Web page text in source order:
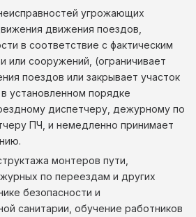
угрожающих
движения поездов,
в соответствие с фактическим
или сооружений, (ограничивает
поездов или закрывает участок
установленном порядке
диспетчеру, дежурному по
ПЧ, и немедленно принимает
монтеров пути,
по переездам и других
безопасности и
санитарии, обучение работников